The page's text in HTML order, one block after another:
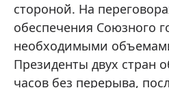
стороной. На
обеспечения Союзного
необходимыми
Президенты двух стран
часов без перерыва,